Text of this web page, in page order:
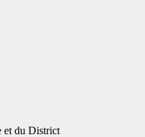
et du District